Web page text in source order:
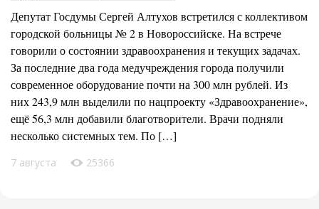
Депутат Госдумы Сергей Алтухов встретился с коллективом
городской больницы № 2 в Новороссийске. На встрече
говорили о состоянии здравоохранения и текущих задачах.
За последние два года медучреждения города получили
современное оборудование почти на 300 млн рублей. Из
них 243,9 млн выделили по нацпроекту «Здравоохранение»,
ещё 56,3 млн добавили благотворители. Врачи подняли
несколько системных тем. По […]
7 августа 25366